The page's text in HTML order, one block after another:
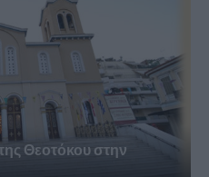
Θεοτόκου στην